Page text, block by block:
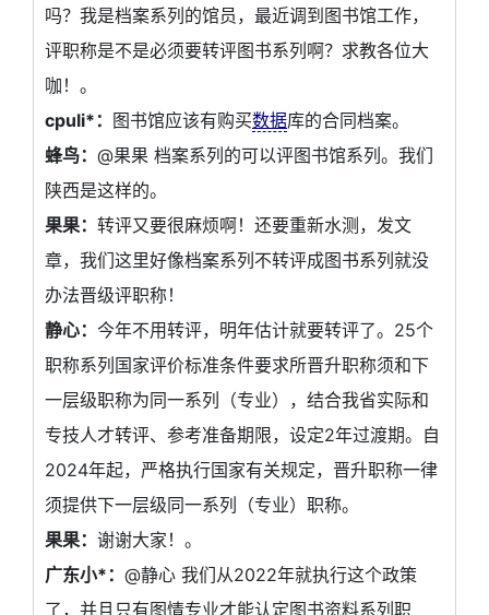
吗？我是档案系列的馆员，最近调到图书馆工作，
评职称是不是必须要转评图书系列啊？求教各位大
咖！。
cpuli*： 图书馆应该有购买数据库的合同档案。
蜂鸟： @果果 档案系列的可以评图书馆系列。我们
陕西是这样的。
果果： 转评又要很麻烦啊！还要重新水测，发文
章，我们这里好像档案系列不转评成图书系列就没
办法晋级评职称！
静心： 今年不用转评，明年估计就要转评了。25个
职称系列国家评价标准条件要求所晋升职称须和下
一层级职称为同一系列（专业），结合我省实际和
专技人才转评、参考准备期限，设定2年过渡期。自
2024年起，严格执行国家有关规定，晋升职称一律
须提供下一层级同一系列（专业）职称。
果果： 谢谢大家！。
广东小*： @静心 我们从2022年就执行这个政策
了，并且只有图情专业才能认定图书资料系列职